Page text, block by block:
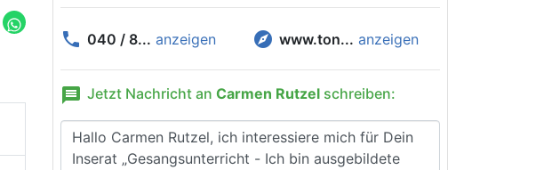
phone 040 / 8... anzeigen explore www.ton... anzeigen
message Jetzt Nachricht an Carmen Rutzel schreiben: